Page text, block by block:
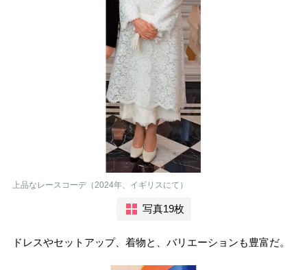
上品なレースコーデ（2024年、イギリスにて）
写真19枚
ドレスやセットアップ、着物と、バリエーションも豊富だ。